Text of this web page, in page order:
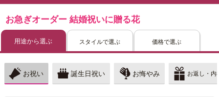
お急ぎオーダー 結婚祝いに贈る花
用途から選ぶ スタイルで選ぶ 価格で選ぶ
お祝い 誕生日祝い お悔やみ お返し・内